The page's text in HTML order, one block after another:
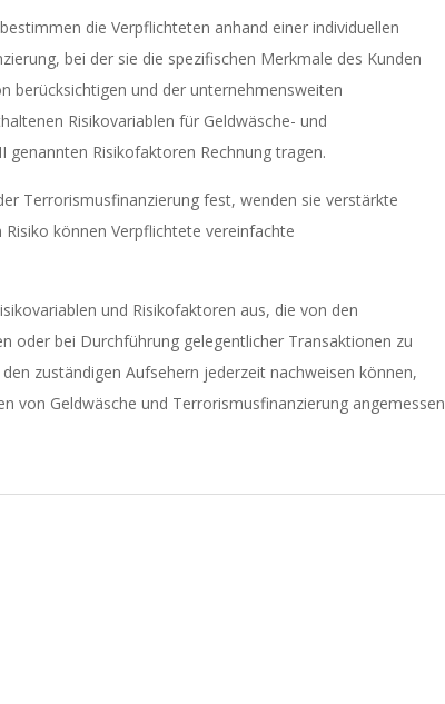
die Verpflichteten anhand einer individuellen
bei der sie die spezifischen Merkmale des Kunden
berücksichtigen und der unternehmensweiten
Risikovariablen für Geldwäsche- und
Risikofaktoren Rechnung tragen.
Terrorismusfinanzierung fest, wenden sie verstärkte
können Verpflichtete vereinfachte
und Risikofaktoren aus, die von den
oder bei Durchführung gelegentlicher Transaktionen zu
zuständigen Aufsehern jederzeit nachweisen können,
von Geldwäsche und Terrorismusfinanzierung angemessen